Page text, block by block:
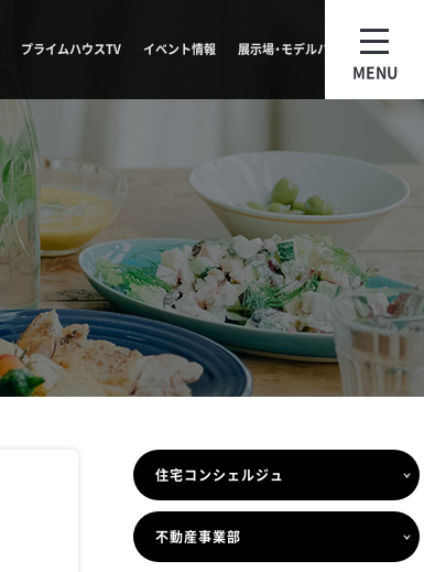
プライムハウスTV イベント情報 展示場・モデルハウス
住宅コンシェルジュ
不動産事業部
MENU